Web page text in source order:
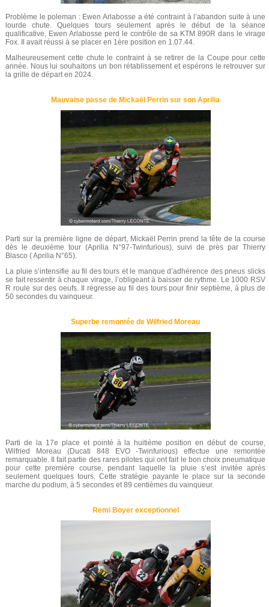
Problème le poleman : Ewen Arlabosse a été contraint à l’abandon suite à une
lourde chute. Quelques tours seulement après le début de la séance
qualificative, Ewen Arlabosse perd le contrôle de sa KTM 890R dans le virage
Fox. Il avait réussi à se placer en 1ère position en 1.07.44.
Malheureusement cette chute le contraint à se retirer de la Coupe pour cette
année. Nous lui souhaitons un bon rétablissement et espérons le retrouver sur
la grille de départ en 2024.
Mauvaise passe de Mickaël Perrin sur son Aprilia
Parti sur la première ligne de départ, Mickaël Perrin prend la tête de la course
dès le deuxième tour (Aprilia N°97-Twinfurious), suivi de près par Thierry
Blasco ( Aprilia N°65).
La pluie s’intensifie au fil des tours et le manque d’adhérence des pneus slicks
se fait ressentir à chaque virage, l’obligeant à baisser de rythme. Le 1000 RSV
R roule sur des oeufs. Il régresse au fil des tours pour finir septième, à plus de
50 secondes du vainqueur.
Superbe remontée de Wilfried Moreau
Parti de la 17e place et pointé à la huitième position en début de course,
Wilfried Moreau (Ducati 848 EVO -Twinfurious) effectue une remontée
remarquable. Il fait partie des rares pilotes qui ont fait le bon choix pneumatique
pour cette première course, pendant laquelle la pluie s’est invitée après
seulement quelques tours. Cette stratégie payante le place sur la seconde
marche du podium, à 5 secondes et 89 centièmes du vainqueur.
Remi Boyer exceptionnel